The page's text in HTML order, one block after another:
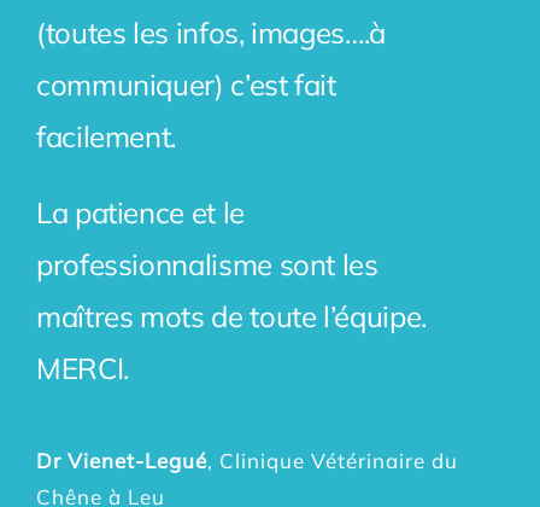
(toutes les infos, images….à
communiquer) c’est fait
facilement.
La patience et le
professionnalisme sont les
maîtres mots de toute l’équipe.
MERCI.
Dr Vienet-Legué, Clinique Vétérinaire du
Chêne à Leu